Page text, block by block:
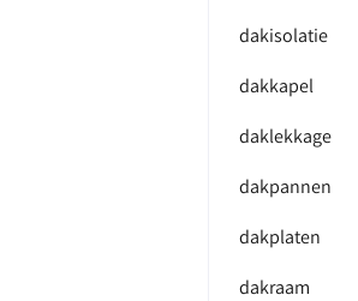
dakisolatie
dakkapel
daklekkage
dakpannen
dakplaten
dakraam